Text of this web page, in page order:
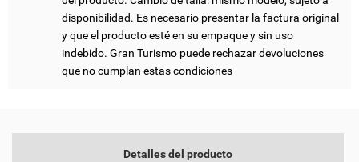
disponibilidad. Es necesario presentar la factura original
y que el producto esté en su empaque y sin uso
indebido. Gran Turismo puede rechazar devoluciones
que no cumplan estas condiciones
Detalles del producto
CANCELAR CREAR LISTA DE DESEOS
CANCELAR INICIAR SESIÓN